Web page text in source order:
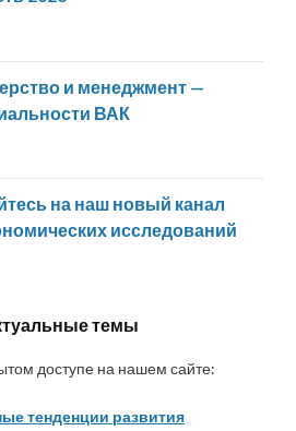
и менеджмент —
ВАК
на наш новый канал
исследований
темы
доступе на нашем сайте:
тенденции развития